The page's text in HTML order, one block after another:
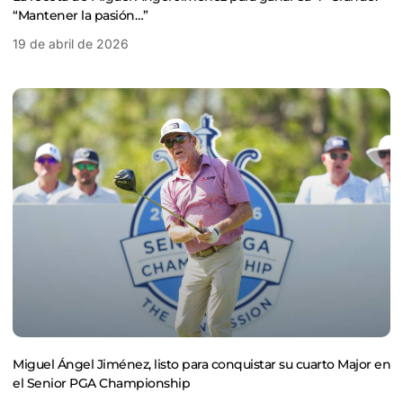
“Mantener la pasión…”
19 de abril de 2026
Miguel Ángel Jiménez, listo para conquistar su cuarto Major en
el Senior PGA Championship